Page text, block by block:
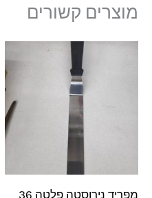
מוצרים קשורים
מפריד נירוסטה פלטה 36